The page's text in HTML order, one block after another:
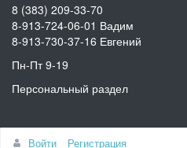
8 (383) 209-33-70
8-913-724-06-01 Вадим
8-913-730-37-16 Евгений
Пн-Пт 9-19
Персональный раздел
Наверх
Войти Регистрация